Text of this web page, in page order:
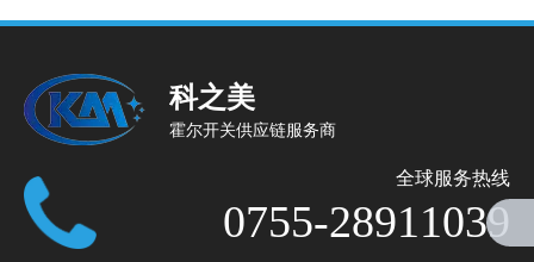
科之美
霍尔开关供应链服务商
全球服务热线
0755-28911039